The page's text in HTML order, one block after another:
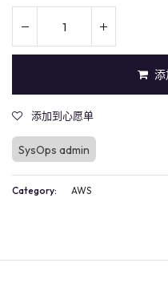
添
添加到心愿单
SysOps admin
Category: AWS